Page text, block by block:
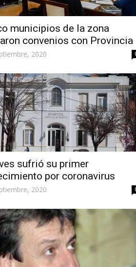
municipios de la zona
convenios con Provincia
2020
sufrió su primer
por coronavirus
2020